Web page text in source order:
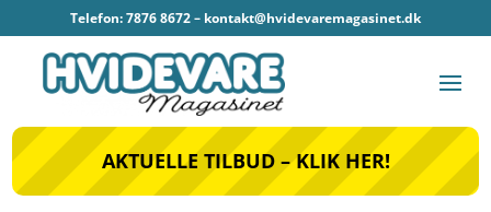
Telefon: 7876 8672 – kontakt@hvidevaremagasinet.dk
AKTUELLE TILBUD – KLIK HER!